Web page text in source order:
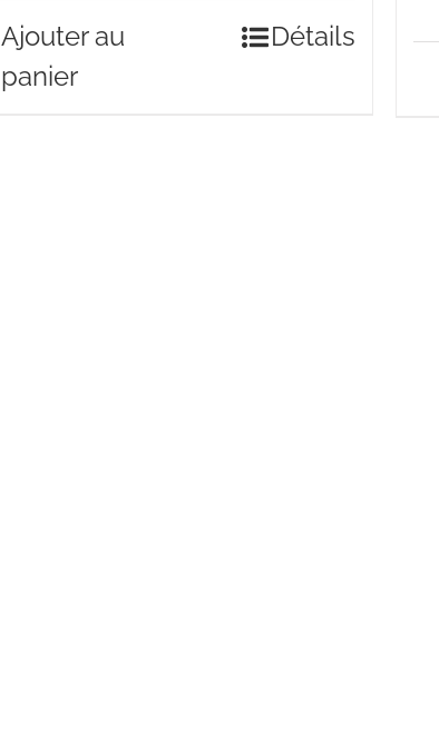
Ajouter au
panier
Détails